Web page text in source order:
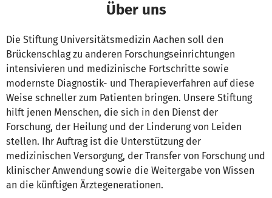
Über uns
Die Stiftung Universitätsmedizin Aachen soll den
Brückenschlag zu anderen Forschungseinrichtungen
intensivieren und medizinische Fortschritte sowie
modernste Diagnostik- und Therapieverfahren auf diese
Weise schneller zum Patienten bringen. Unsere Stiftung
hilft jenen Menschen, die sich in den Dienst der
Forschung, der Heilung und der Linderung von Leiden
stellen. Ihr Auftrag ist die Unterstützung der
medizinischen Versorgung, der Transfer von Forschung und
klinischer Anwendung sowie die Weitergabe von Wissen
an die künftigen Ärztegenerationen.